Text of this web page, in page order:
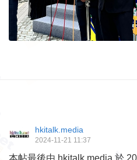
hkitalk.media
2024-11-21 11:37